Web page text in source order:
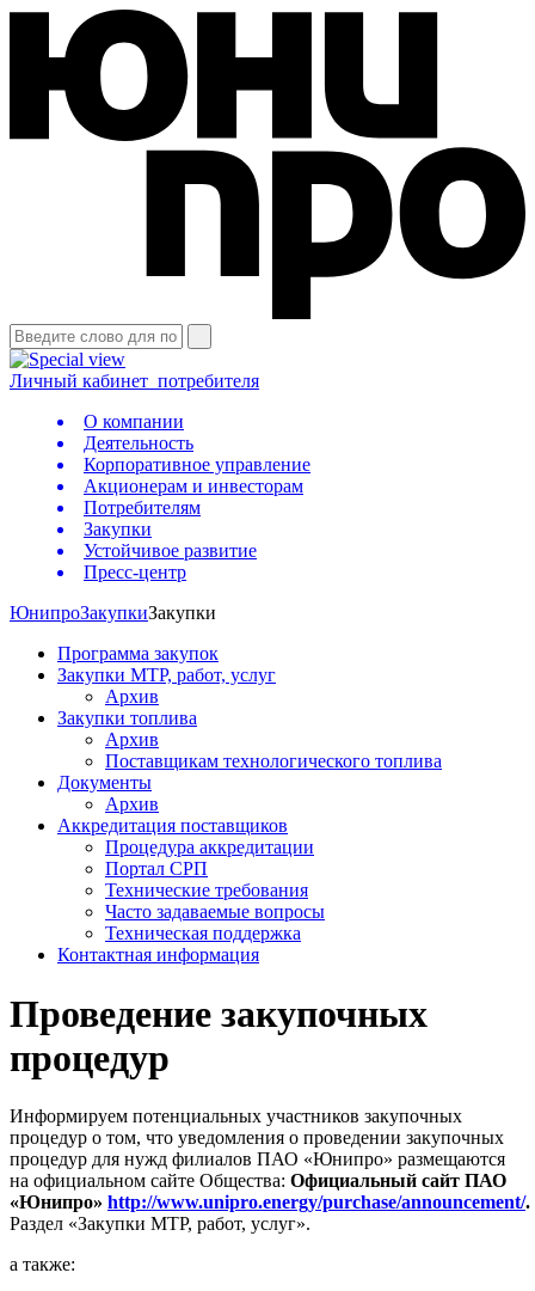
Личный кабинет потребителя
О компании
Деятельность
Корпоративное управление
Акционерам и инвесторам
Потребителям
Закупки
Устойчивое развитие
Пресс-центр
ЮнипроЗакупкиЗакупки
Программа закупок
Закупки МТР, работ, услуг
Архив
Закупки топлива
Архив
Поставщикам технологического топлива
Документы
Архив
Аккредитация поставщиков
Процедура аккредитации
Портал СРП
Технические требования
Часто задаваемые вопросы
Техническая поддержка
Контактная информация
Проведение закупочных
процедур
Информируем потенциальных участников закупочных
процедур о том, что уведомления о проведении закупочных
процедур для нужд филиалов ПАО «Юнипро» размещаются
на официальном сайте Общества: Официальный сайт ПАО
«Юнипро» http://www.unipro.energy/purchase/announcement/.
Раздел «Закупки МТР, работ, услуг».
а также: